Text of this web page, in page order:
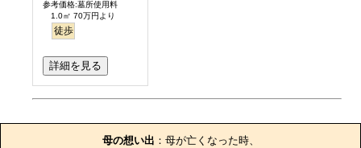
参考価格:墓所使用料
1.0㎡ 70万円より
徒歩
詳細を見る
母の想い出 ：母が亡くなった時、